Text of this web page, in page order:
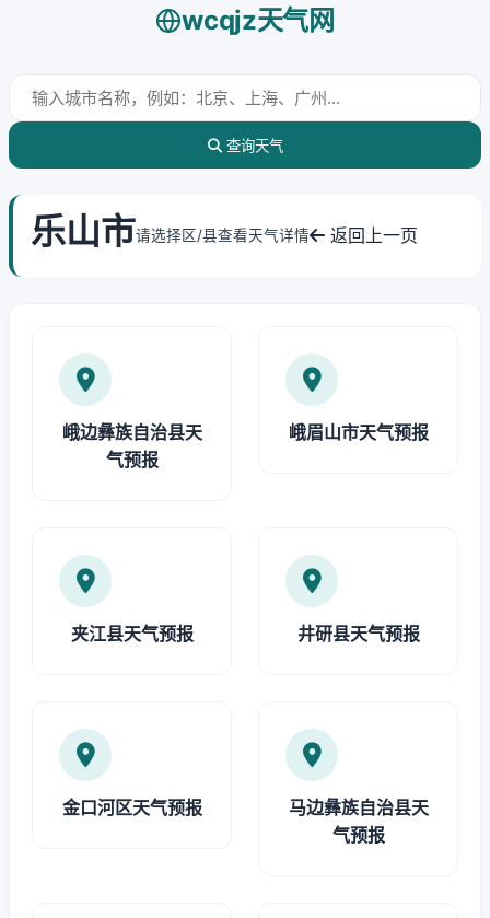
wcqjz天气网
查询天气
乐山市请选择区/县查看天气详情 返回上一页
峨边彝族自治县天
气预报
峨眉山市天气预报
夹江县天气预报 井研县天气预报
金口河区天气预报
马边彝族自治县天
气预报